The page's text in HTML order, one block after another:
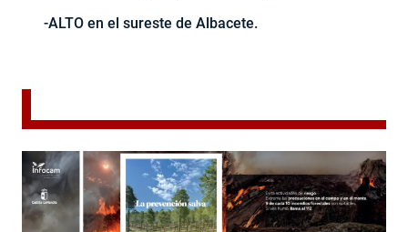
-ALTO en el sureste de Albacete.